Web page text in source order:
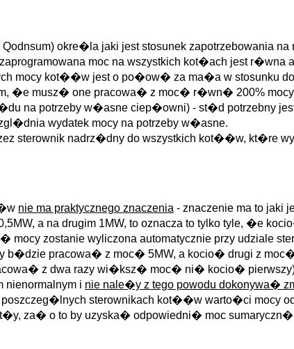
okre�la jaki jest stosunek zapotrzebowania na
moc na wszystkich kot�ach jest r�wna
mocy kot��w jest o po�ow� za ma�a w stosunku do
musz� one pracowa� z moc� r�wn� 200% mocy
na potrzeby w�asne ciep�owni) - st�d potrzebny
wydatek mocy na potrzeby w�asne.
sterownik nadrz�dny do wszystkich kot��w, kt�re
nie ma praktycznego znaczenia - znaczenie ma to jaki
a na drugim 1MW, to oznacza to tylko tyle, �e
zostanie wyliczona automatycznie przy udziale
pracowa� z moc� 5MW, a kocio� drugi z
z dwa razy wi�ksz� moc� ni� kocio�
i nie nale�y z tego powodu dokonywa�
poszczeg�lnych sterownikach kot��w warto�ci
za� o to by uzyska� odpowiedni� moc sumaryczn�